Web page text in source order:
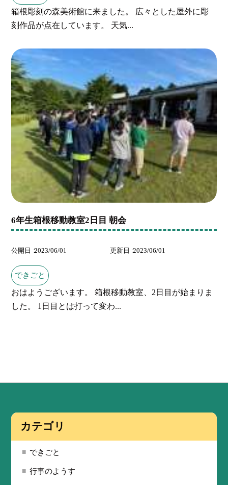
箱根彫刻の森美術館に来ました。 広々とした屋外に彫
刻作品が点在しています。 天気...
6年生箱根移動教室2日目 朝会
公開日 2023/06/01 更新日 2023/06/01
できごと
おはようございます。 箱根移動教室、2日目が始まりま
した。 1日目とは打って変わ...
カテゴリ
できごと
行事のようす